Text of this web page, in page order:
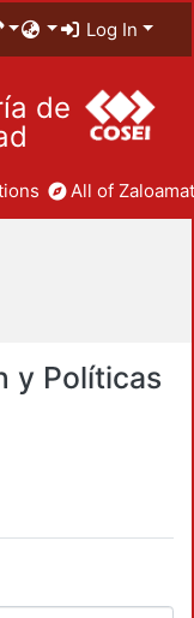
Log In
de
All of
y Políticas